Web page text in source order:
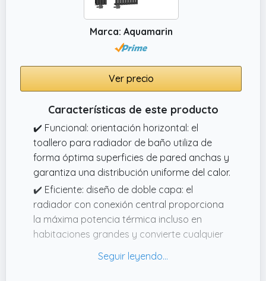
Marca: Aquamarin
Ver precio
Características de este producto
✔️ Funcional: orientación horizontal: el
toallero para radiador de baño utiliza de
forma óptima superficies de pared anchas y
garantiza una distribución uniforme del calor.
✔️ Eficiente: diseño de doble capa: el
radiador con conexión central proporciona
la máxima potencia térmica incluso en
habitaciones grandes y convierte cualquier